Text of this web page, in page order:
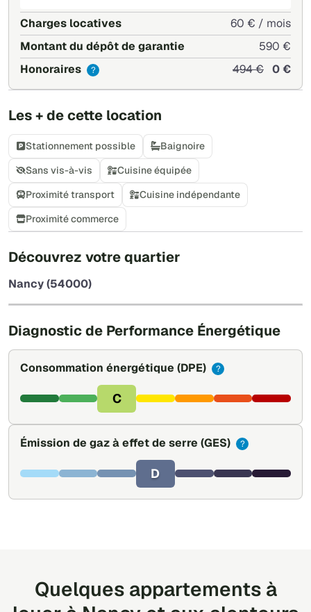
Charges locatives
60 € / mois
Montant du dépôt de garantie
590 €
Honoraires
? 494 € 0 €
Les + de cette location
Stationnement possible
Baignoire
Sans vis-à-vis
Cuisine équipée
Proximité transport
Cuisine indépendante
Proximité commerce
Découvrez votre quartier
Nancy (54000)
Diagnostic de Performance Énergétique
Consommation énergétique (DPE) ?
C
Émission de gaz à effet de serre (GES) ?
D
Quelques appartements à